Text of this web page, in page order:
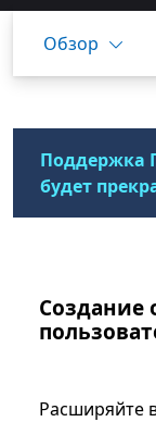
Обзор
Поддержка
будет
Создание
Расширяйте